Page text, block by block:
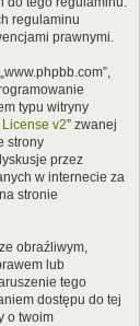
regulaminu
prawnymi.
typu witryny
v2” zwanej
strony
przez
w internecie za
stronie
obraźliwym,
lub
tego
dostępu do tej
o twoim